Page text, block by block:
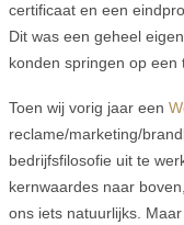
certificaat en een
Dit was een geheel
konden springen op een
Toen wij vorig jaar een
reclame/marketing/
bedrijfsfilosofie uit te
kernwaardes naar
ons iets natuurlijks.